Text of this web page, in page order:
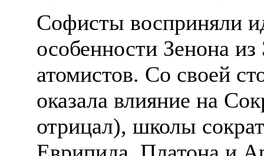
Софисты восприняли
особенности Зенона
атомистов. Со своей
оказала влияние на
отрицал), школы